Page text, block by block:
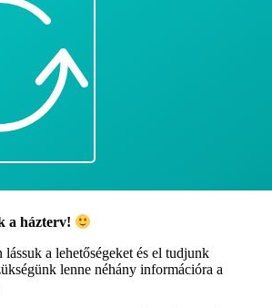
a házterv!
a lehetőségeket és el tudjunk
lenne néhány információra a